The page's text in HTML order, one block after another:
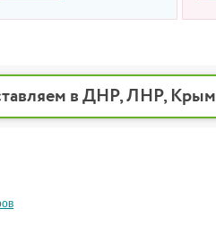
в ДНР, ЛНР, Крым